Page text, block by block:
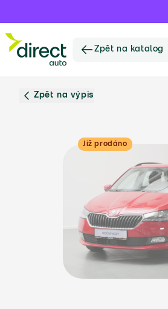
Zpět na katalog
Zpět na výpis
Již prodáno